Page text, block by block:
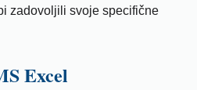
zadovoljili svoje specifične
Excel